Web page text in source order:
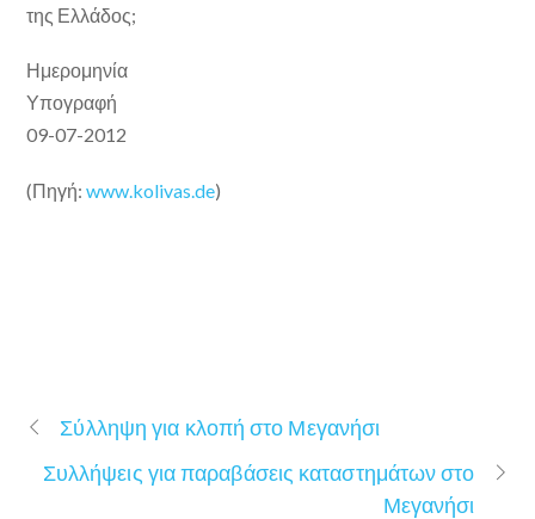
της Ελλάδος;
Ημερομηνία
Υπογραφή
09-07-2012
(Πηγή:www.kolivas.de)
Σύλληψη για κλοπή στο Μεγανήσι
Συλλήψεις για παραβάσεις καταστημάτων στο
Μεγανήσι